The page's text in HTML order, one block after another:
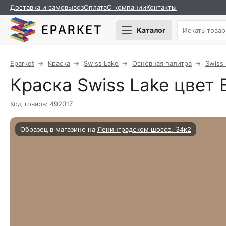
Доставка и самовывозОплатаО компанииКонтакты
Каталог
Eparket Краска Swiss Lake Основная палитра Swiss
Краска Swiss Lake цвет
Код товара: 492017
Образец в магазине на Ленинградском шоссе, 34к2